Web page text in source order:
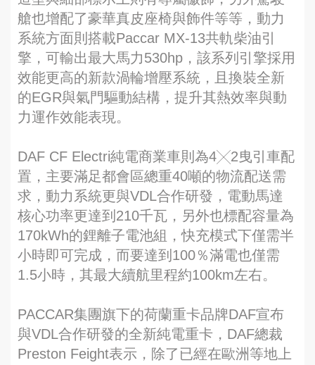
艙也增配了豪華真皮座椅與飾件等等，動力
系統方面則搭載Paccar MX-13共軌柴油引
擎，可輸出最大馬力530hp，該系列引擎採用
效能更高的新款渦輪增壓系統，且換裝全新
的EGR與氣門驅動結構，提升其熱效率與動
力運作效能表現。
DAF CF Electri純電商業車則為4╳2曳引車配
置，主要滿足都會區總重40噸的物流配送需
求，動力系統更與VDL合作研發，電動馬達
核心功率更達到210千瓦，另外也標配容量為
170kWh的鋰離子電池組，快充模式下僅需半
小時即可完成，而要達到100％滿電也僅需
1.5小時，其最大續航里程約100km左右。
PACCAR集團旗下的荷蘭重卡品牌DAF宣布
與VDL合作研發的全新純電重卡，DAF總裁
Preston Feight表示，除了已經在歐洲等地上